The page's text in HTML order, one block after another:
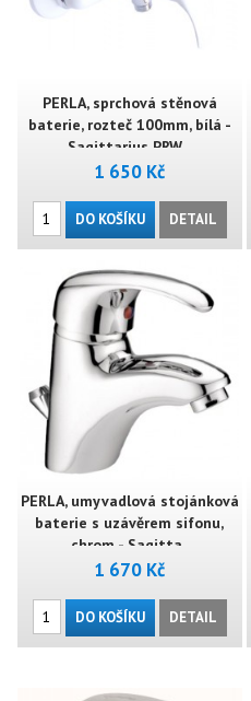
PERLA, sprchová stěnová
baterie, rozteč 100mm, bílá -
Sagittarius PRW ..
1 650 Kč
DO KOŠÍKU DETAIL
PERLA, umyvadlová stojánková
baterie s uzávěrem sifonu,
chrom - Sagitta..
1 670 Kč
DO KOŠÍKU DETAIL